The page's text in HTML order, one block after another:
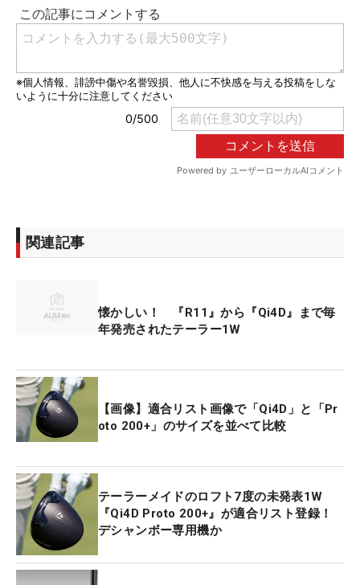
関連記事
懐かしい！ 『R11』から『Qi4D』まで毎
年発売されたテーラー1W
【画像】適合リスト画像で「Qi4D」と「Pr
oto 200+」のサイズを並べて比較
テーラーメイドのロフト7度の未発表1W
『Qi4D Proto 200+』が適合リスト登録！
デシャンボー専用機か